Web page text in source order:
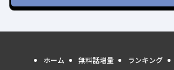
ホーム 無料話増量 ランキング